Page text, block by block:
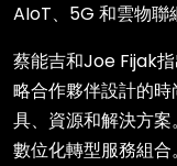
AIoT、5G 和雲物聯
蔡能吉和Joe Fijak
略合作夥伴設計的
具、資源和解決方
數位化轉型服務組